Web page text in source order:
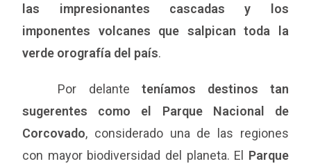
las impresionantes cascadas y los
imponentes volcanes que salpican toda la
verde orografía del país.
Por delante teníamos destinos tan
sugerentes como el Parque Nacional de
Corcovado, considerado una de las regiones
con mayor biodiversidad del planeta. El Parque